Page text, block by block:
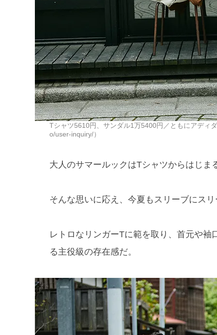
Tシャツ5610円、サンダル1万5400円／ともにアデ
o/user-inquiry/）
大人のサマールックはTシャツからはじま
そんな思いに応え、今夏もスリーブにス
レトロなリンガーTに範を取り、首元や
る主役級の存在感だ。